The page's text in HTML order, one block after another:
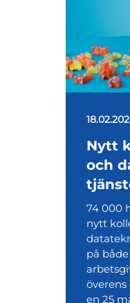
Nytt
och
74 000
nytt
på
överens
en 25